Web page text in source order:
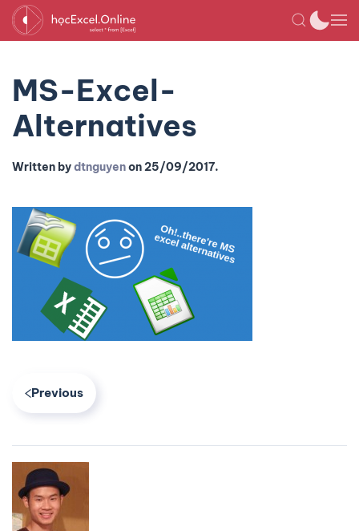
MS-Excel-
Alternatives
Written bydtnguyenon25/09/2017.
Previous